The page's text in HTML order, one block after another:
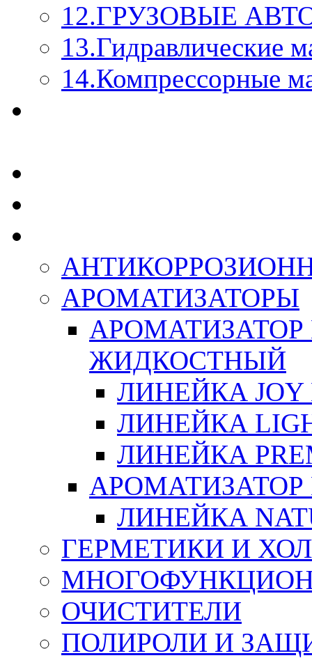
12.ГРУЗОВЫЕ
13.Гидравлические
14.Компрессорные
АРОМАТИЗАТОРЫ
ЖИДКОСТНЫЙ
ЛИНЕЙКА JOY
ЛИНЕЙКА
ЛИНЕЙКА
ЛИНЕЙКА
ГЕРМЕТИКИ И
ОЧИСТИТЕЛИ
ПОЛИРОЛИ И